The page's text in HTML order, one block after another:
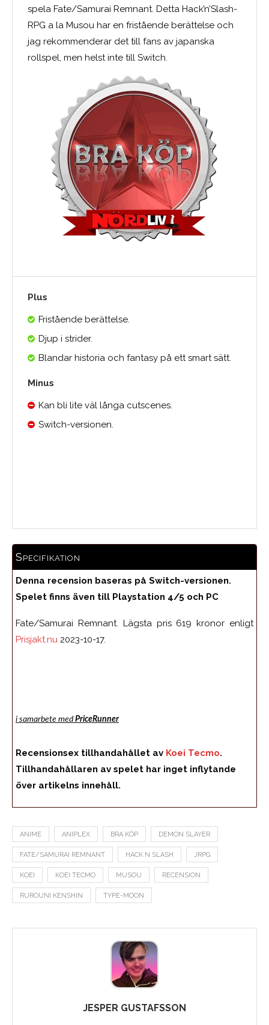
spela Fate/Samurai Remnant. Detta Hack’n’Slash-
RPG a la Musou har en fristående berättelse och
jag rekommenderar det till fans av japanska
rollspel, men helst inte till Switch.
Plus
Fristående berättelse.
Djup i strider.
Blandar historia och fantasy på ett smart sätt.
Minus
Kan bli lite väl långa cutscenes.
Switch-versionen.
Specifikation
Denna recension baseras på Switch-versionen.
Spelet finns även till Playstation 4/5 och PC
Fate/Samurai Remnant. Lägsta pris 619 kronor enligt
Prisjakt.nu 2023-10-17.
i samarbete medPriceRunner
Recensionsex tillhandahållet av Koei Tecmo.
Tillhandahållaren av spelet har inget inflytande
över artikelns innehåll.
ANIME ANIPLEX BRA KÖP DEMON SLAYER
FATE/SAMURAI REMNANT HACK N SLASH JRPG
KOEI KOEI TECMO MUSOU RECENSION
RUROUNI KENSHIN TYPE-MOON
JESPER GUSTAFSSON